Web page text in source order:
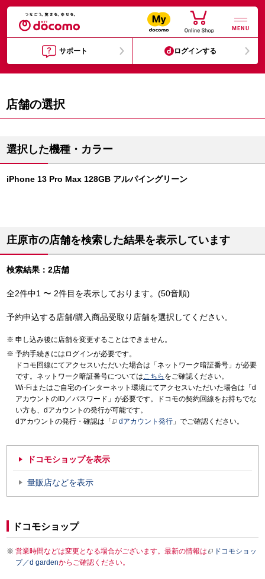
MENU
サポート ログインする
店舗の選択
選択した機種・カラー
iPhone 13 Pro Max 128GB アルパイングリーン
庄原市の店舗を検索した結果を表示しています
検索結果：2店舗
全2件中1 〜 2件目を表示しております。(50音順)
予約申込する店舗/購入商品受取り店舗を選択してください。
申し込み後に店舗を変更することはできません。
予約手続きにはログインが必要です。
ドコモ回線にてアクセスいただいた場合は「ネットワーク暗証番号」が必要
です。ネットワーク暗証番号についてはこちら をご確認ください。
Wi-Fiまたはご自宅のインターネット環境にてアクセスいただいた場合は「d
アカウントのID／パスワード」が必要です。ドコモの契約回線をお持ちでな
い方も、dアカウントの発行が可能です。
dアカウントの発行・確認は「
dアカウント発行 」でご確認ください。
ドコモショップを表示
量販店などを表示
ドコモショップ
営業時間などは変更となる場合がございます。最新の情報は
ドコモショッ
プ／d gardenからご確認ください。